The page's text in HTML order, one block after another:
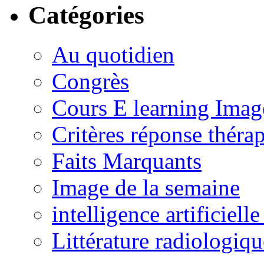
Catégories
Au quotidien
Congrès
Cours E learning
Critères réponse
Faits Marquants
Image de la semaine
intelligence
Littérature